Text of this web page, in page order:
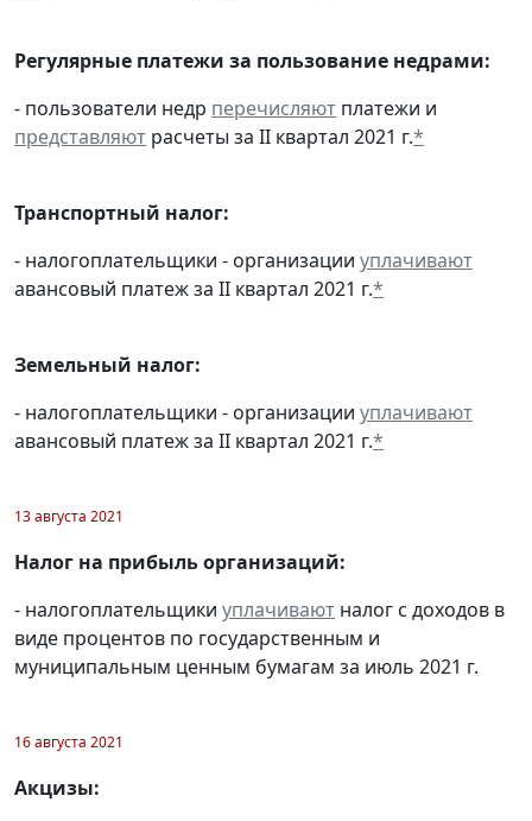
Регулярные платежи за пользование недрами:
- пользователи недр перечисляют платежи и
представляют расчеты за II квартал 2021 г.*
Транспортный налог:
- налогоплательщики - организации уплачивают
авансовый платеж за II квартал 2021 г.*
Земельный налог:
- налогоплательщики - организации уплачивают
авансовый платеж за II квартал 2021 г.*
13 августа 2021
Налог на прибыль организаций:
- налогоплательщики уплачивают налог с доходов в
виде процентов по государственным и
муниципальным ценным бумагам за июль 2021 г.
16 августа 2021
Акцизы: